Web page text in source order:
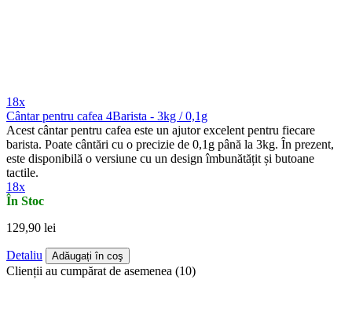
18x
Cântar pentru cafea 4Barista - 3kg / 0,1g
Acest cântar pentru cafea este un ajutor excelent pentru fiecare
barista. Poate cântări cu o precizie de 0,1g până la 3kg. În prezent,
este disponibilă o versiune cu un design îmbunătățit și butoane
tactile.
18x
În Stoc
129,90 lei
Detaliu Adăugați în coş
Clienții au cumpărat de asemenea (10)